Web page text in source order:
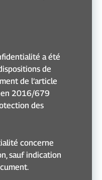
a été
de
de l’article
2016/679
des
concerne
sauf indication